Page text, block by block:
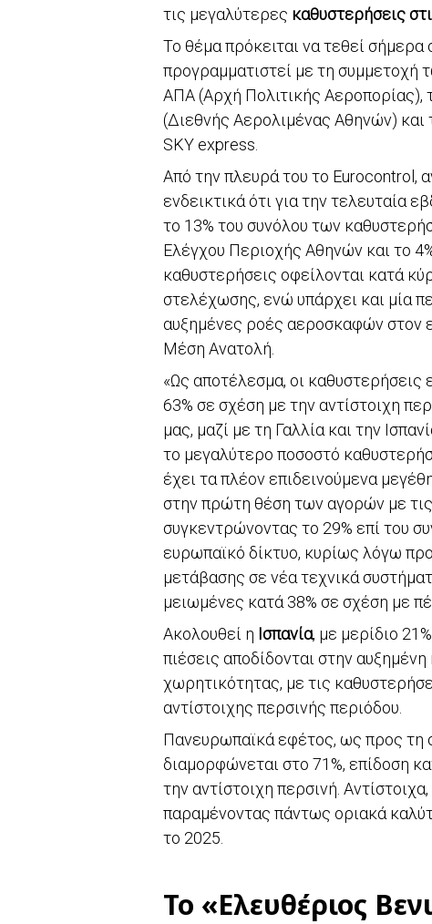
τις μεγαλύτερες καθυστερήσεις
Το θέμα πρόκειται να τεθεί
προγραμματιστεί με τη συμμετοχή
ΑΠΑ (Αρχή Πολιτικής
(Διεθνής Αερολιμένας Αθηνών)
SKY express.
Από την πλευρά του το Eurocontrol,
ενδεικτικά ότι για την τελευταία
το 13% του συνόλου των
Ελέγχου Περιοχής Αθηνών και το
καθυστερήσεις οφείλονται κατά
στελέχωσης, ενώ υπάρχει και μία
αυξημένες ροές αεροσκαφών στον
Μέση Ανατολή.
«Ως αποτέλεσμα, οι καθυστερήσεις
63% σε σχέση με την αντίστοιχη
μας, μαζί με τη Γαλλία και την
το μεγαλύτερο ποσοστό
έχει τα πλέον επιδεινούμενα
στην πρώτη θέση των αγορών με
συγκεντρώνοντας το 29% επί του
ευρωπαϊκό δίκτυο, κυρίως λόγω
μετάβασης σε νέα τεχνικά
μειωμένες κατά 38% σε σχέση με
Ακολουθεί η Ισπανία, με μερίδιο
πιέσεις αποδίδονται στην
χωρητικότητας, με τις
αντίστοιχης περσινής περιόδου.
Πανευρωπαϊκά εφέτος, ως προς τη
διαμορφώνεται στο 71%, επίδοση
την αντίστοιχη περσινή.
παραμένοντας πάντως οριακά
το 2025.
Το «Ελευθέριος